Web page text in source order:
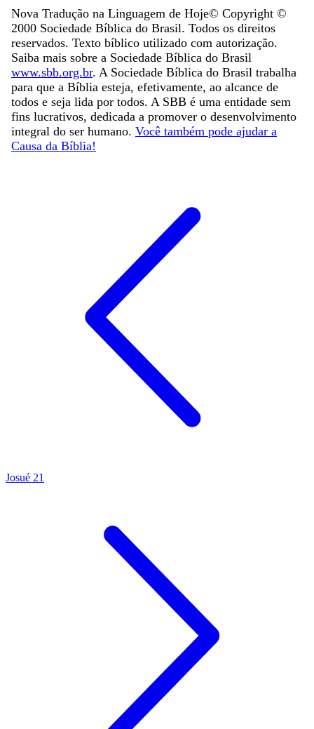
Nova Tradução na Linguagem de Hoje© Copyright ©
2000 Sociedade Bíblica do Brasil. Todos os direitos
reservados. Texto bíblico utilizado com autorização.
Saiba mais sobre a Sociedade Bíblica do Brasil
www.sbb.org.br. A Sociedade Bíblica do Brasil trabalha
para que a Bíblia esteja, efetivamente, ao alcance de
todos e seja lida por todos. A SBB é uma entidade sem
fins lucrativos, dedicada a promover o desenvolvimento
integral do ser humano. Você também pode ajudar a
Causa da Bíblia!
Josué 21